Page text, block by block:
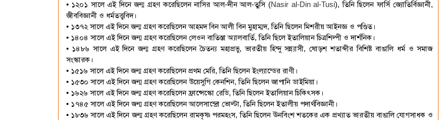
• ১২০১ সালে এই দিনে জন্ম গ্রহণ করেছিলেন নাসির আল-দীন আল-তুসি (Nasir al-Din al-Tusi), তিনি ছিলেন ফার্সি জ্যোতির্বিজ্ঞানী,
জীববিজ্ঞানী ও ধর্মতত্ত্ববিদ।
• ১৩৭২ সালে এই দিনে জন্ম গ্রহণ করেছিলেন আহমদ বিন আলী বিন মুহাম্মদ, তিনি ছিলেন মিশরীয় আইনজ্ঞ ও পণ্ডিত।
• ১৪০৪ সালে এই দিনে জন্ম গ্রহণ করেছিলেন লেওন বাতিস্তা অ্যালবার্তি, তিনি ছিলে ইতালিয়ান চিত্রশিল্পী ও দার্শনিক।
• ১৪৮৬ সালে এই দিনে জন্ম গ্রহণ করেছিলেন চৈতন্য মহাপ্রভু, ভারতীয় হিন্দু সন্ন্যাসী, ষোড়শ শতাব্দীর বিশিষ্ট বাঙালি ধর্ম ও সমাজ
সংস্কারক।
• ১৫১৬ সালে এই দিনে জন্ম গ্রহণ করেছিলেন প্রথম মেরি, তিনি ছিলেন ইংল্যান্ডের রাণী।
• ১৫৩০ সালে এই দিনে জন্ম গ্রহণ করেছিলেন উয়েসুগি কেনশিন, তিনি ছিলেন জাপানি ডাইমিয়া।
• ১৬২৬ সালে এই দিনে জন্ম গ্রহণ করেছিলেন ফ্রান্সেস্কো রেডি, তিনি ছিলেন ইতালিয়ান চিকিৎসক।
• ১৭৪৫ সালে এই দিনে জন্ম গ্রহণ করেছিলেন আলেসান্দ্রো ভোল্টা, তিনি ছিলেন ইতালীয় পদার্থবিজ্ঞানী।
• ১৮৩৬ সালে এই দিনে জন্ম গ্রহণ করেছিলেন রামকৃষ্ণ পরমহংস, তিনি ছিলেন ঊনবিংশ শতকের এক প্রখ্যাত ভারতীয় বাঙালি যোগসাধক ও